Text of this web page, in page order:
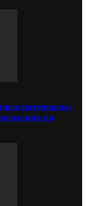
материалы:
по